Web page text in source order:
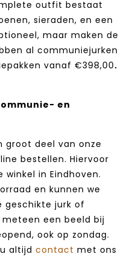
outfit bestaat
sieraden, en een
maar maken de
al communiejurken
vanaf €398,00.
en
groot deel van onze
bestellen. Hiervoor
in Eindhoven.
en kunnen we
geschikte jurk of
een beeld bij
ook op zondag.
altijd contact met ons